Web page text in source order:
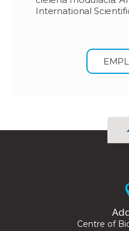
International
Centre of